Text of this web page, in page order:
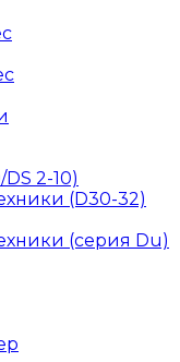
2-10)
(D30-32)
(серия Du)